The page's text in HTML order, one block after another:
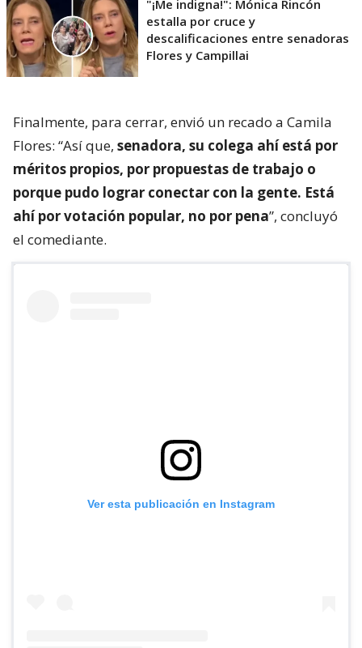
"¡Me indigna!": Mónica Rincón
estalla por cruce y
descalificaciones entre senadoras
Flores y Campillai
Finalmente, para cerrar, envió un recado a Camila
Flores: “Así que, senadora, su colega ahí está por
méritos propios, por propuestas de trabajo o
porque pudo lograr conectar con la gente. Está
ahí por votación popular, no por pena”, concluyó
el comediante.
Ver esta publicación en Instagram